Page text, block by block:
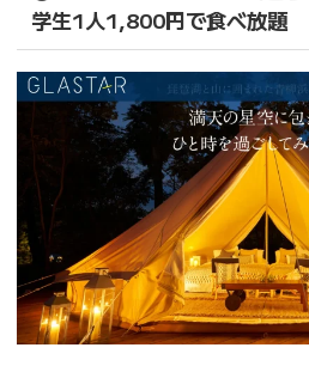
学生1人1,800円で食べ放題